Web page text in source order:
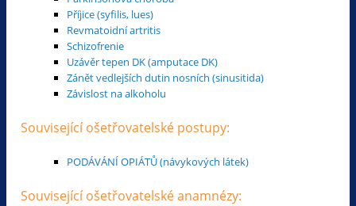
Příjice (syfilis, lues)
Revmatoidní artritis
Schizofrenie
Uzávěr tepen DK (amputace DK)
Zánět vedlejších dutin nosních (sinusitida)
Závislost na alkoholu
Související ošetřovatelské postupy:
PODÁVÁNÍ OPIÁTŮ (návykových látek)
Související ošetřovatelské anamnézy: